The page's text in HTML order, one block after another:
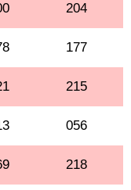
204
177
215
056
218